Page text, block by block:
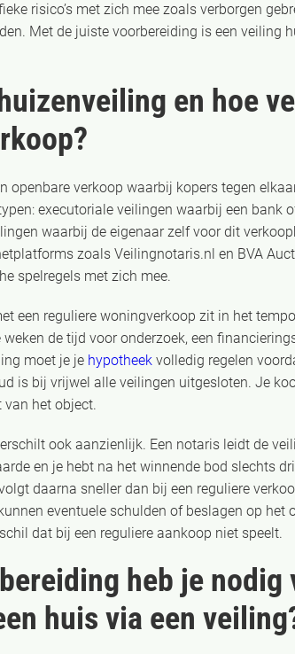
risico’s met zich mee zoals verborgen
Met de juiste voorbereiding is een veiling
en hoe
openbare verkoop waarbij kopers tegen
executoriale veilingen waarbij een bank
waarbij de eigenaar zelf voor dit
zoals Veilingnotaris.nl en BVA
spelregels met zich mee.
een reguliere woningverkoop zit in het
de tijd voor onderzoek, een
moet je je hypotheek volledig regelen
is bij vrijwel alle veilingen uitgesloten. Je
van het object.
ook aanzienlijk. Een notaris leidt de
en je hebt na het winnende bod slechts
daarna sneller dan bij een reguliere
eventuele schulden of beslagen op het
dat bij een reguliere aankoop niet speelt.
heb je nodig
huis via een